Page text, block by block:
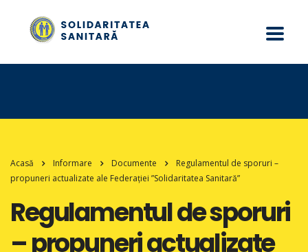
Acasă Informare Documente
Regulamentul de sporuri –
propuneri actualizate ale Federației ”Solidaritatea Sanitară”
Regulamentul de sporuri
– propuneri actualizate